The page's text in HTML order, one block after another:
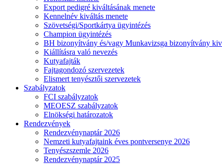
Export pedigré kiváltásának menete
Kennelnév kiváltás menete
Szövetségi/Sportkártya ügyintézés
Champion ügyintézés
BH bizonyítvány és/vagy Munkavizsga bizonyítvány
Kiállításra való nevezés
Kutyafajták
Fajtagondozó szervezetek
Elismert tenyésztői szervezetek
Szabályzatok
FCI szabályzatok
MEOESZ szabályzatok
Elnökségi határozatok
Rendezvények
Rendezvénynaptár 2026
Nemzeti kutyafajtaink éves pontversenye 2026
Tenyészszemle 2026
Rendezvénynaptár 2025